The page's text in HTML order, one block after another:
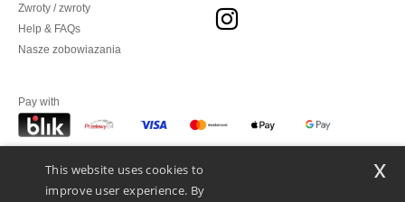
Zwroty / zwroty
Help & FAQs
Nasze zobowiazania
Pay with
We ship with
This website uses cookies to
improve user experience. By
x